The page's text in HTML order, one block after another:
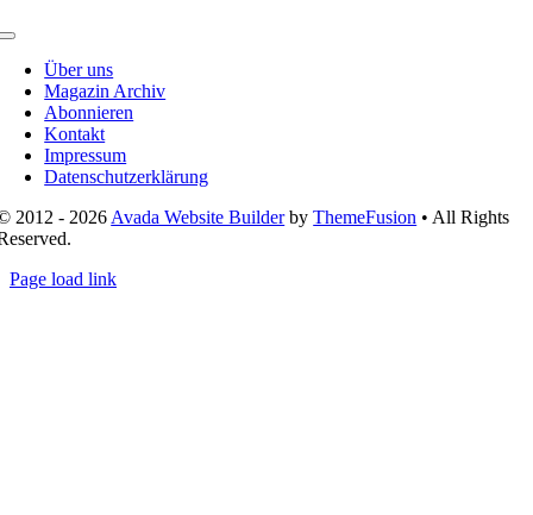
Toggle
NavigationÜber uns
Magazin Archiv
Abonnieren
Kontakt
Impressum
Datenschutzerklärung
2012 - 2026 Avada Website BuilderbyThemeFusion • All Rights
Page load link